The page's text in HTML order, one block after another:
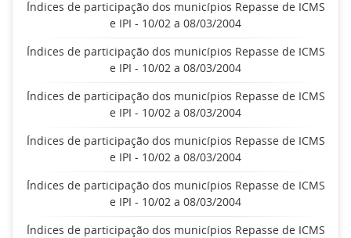
Índices de participação dos municípios Repasse de ICMS
e IPI - 10/02 a 08/03/2004
Índices de participação dos municípios Repasse de ICMS
e IPI - 10/02 a 08/03/2004
Índices de participação dos municípios Repasse de ICMS
e IPI - 10/02 a 08/03/2004
Índices de participação dos municípios Repasse de ICMS
e IPI - 10/02 a 08/03/2004
Índices de participação dos municípios Repasse de ICMS
e IPI - 10/02 a 08/03/2004
Índices de participação dos municípios Repasse de ICMS